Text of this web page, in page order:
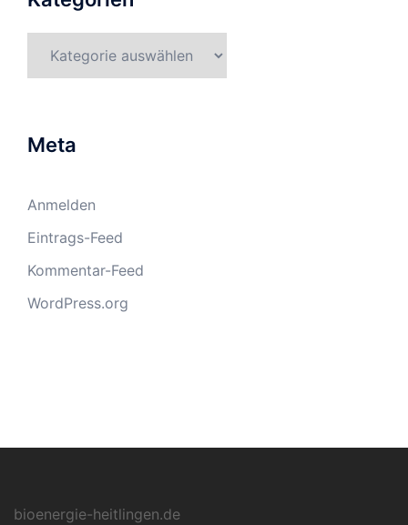
Meta
Anmelden
Eintrags-Feed
Kommentar-Feed
WordPress.org
bioenergie-heitlingen.de